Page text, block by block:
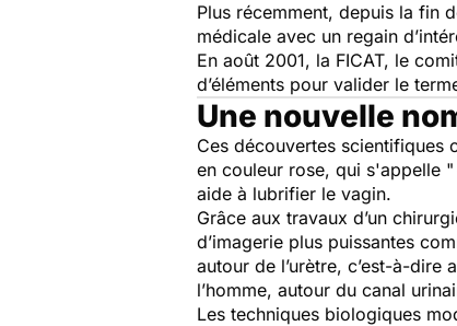
Plus récemment, depuis la fin
médicale avec un regain
En août 2001, la FICAT, le
d’éléments pour valider le
Une nouvelle
Ces découvertes scientifiques
en couleur rose, qui s'appelle
aide à lubrifier le vagin.
Grâce aux travaux d’un
d’imagerie plus puissantes
autour de l’urètre, c’est-à-
l’homme, autour du canal
Les techniques biologiques